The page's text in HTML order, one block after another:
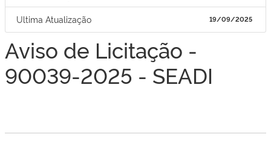
Ultima Atualização 19/09/2025
Aviso de Licitação -
90039-2025 - SEADI